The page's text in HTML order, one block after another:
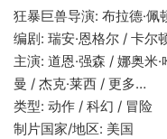
狂暴巨兽导演: 布拉德·佩
编剧: 瑞安·恩格尔 / 卡尔
主演: 道恩·强森 / 娜奥米
曼 / 杰克·莱西 / 更多…
类型: 动作 / 科幻 / 冒险
制片国家/地区: 美国